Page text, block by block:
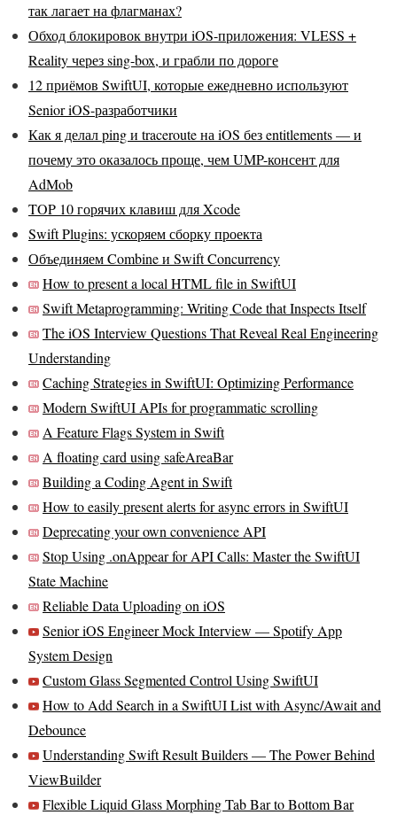
так лагает на флагманах?
Обход блокировок внутри iOS-приложения: VLESS +
Reality через sing-box, и грабли по дороге
12 приёмов SwiftUI, которые ежедневно используют
Senior iOS-разработчики
Как я делал ping и traceroute на iOS без entitlements — и
почему это оказалось проще, чем UMP-консент для
AdMob
TOP 10 горячих клавиш для Xcode
Swift Plugins: ускоряем сборку проекта
Объединяем Combine и Swift Concurrency
How to present a local HTML file in SwiftUI
Swift Metaprogramming: Writing Code that Inspects Itself
The iOS Interview Questions That Reveal Real Engineering
Understanding
Caching Strategies in SwiftUI: Optimizing Performance
Modern SwiftUI APIs for programmatic scrolling
A Feature Flags System in Swift
A floating card using safeAreaBar
Building a Coding Agent in Swift
How to easily present alerts for async errors in SwiftUI
Deprecating your own convenience API
Stop Using .onAppear for API Calls: Master the SwiftUI
State Machine
Reliable Data Uploading on iOS
Senior iOS Engineer Mock Interview — Spotify App
System Design
Custom Glass Segmented Control Using SwiftUI
How to Add Search in a SwiftUI List with Async/Await and
Debounce
Understanding Swift Result Builders — The Power Behind
ViewBuilder
Flexible Liquid Glass Morphing Tab Bar to Bottom Bar